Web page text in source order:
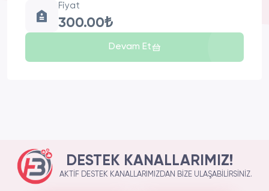
Fiyat
300.00₺
Devam Et
DESTEK KANALLARIMIZ!
AKTIF DESTEK KANALLARIMIZDAN BIZE ULAŞABILIRSINIZ.